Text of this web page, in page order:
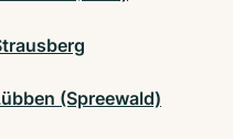
(Spreewald)